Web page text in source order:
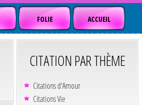
FOLIE ACCUEIL
CITATION PAR THÈME
Citations d'Amour
Citations Vie